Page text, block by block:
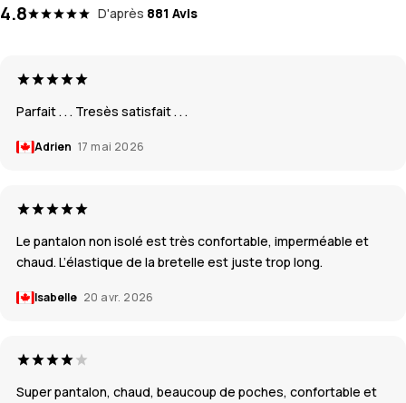
4.8 D'après 881 Avis
Parfait . . . Tresès satisfait . . .
Adrien 17 mai 2026
Le pantalon non isolé est très confortable, imperméable et
chaud. L’élastique de la bretelle est juste trop long.
Isabelle 20 avr. 2026
Super pantalon, chaud, beaucoup de poches, confortable et